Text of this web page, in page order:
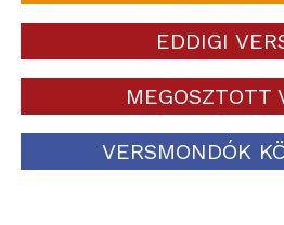
EDDIGI
MEGOSZTOTT
VERSMONDÓK